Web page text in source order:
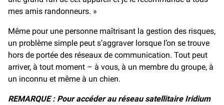
mes amis randonneurs. »
Même pour une personne maîtrisant la gestion des risques,
un problème simple peut s’aggraver lorsque l’on se trouve
hors de portée des réseaux de communication. Tout peut
arriver, à tout moment – à vous, à un membre du groupe, à
un inconnu et même à un chien.
REMARQUE : Pour accéder au réseau satellitaire Iridium